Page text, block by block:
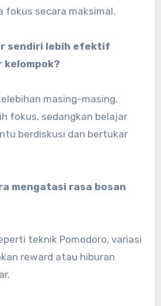
fokus secara maksimal.
sendiri lebih efektif
kelompok?
masing-masing.
fokus, sedangkan belajar
berdiskusi dan bertukar
mengatasi rasa bosan
teknik Pomodoro, variasi
reward atau hiburan